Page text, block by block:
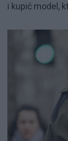
i kupić model,